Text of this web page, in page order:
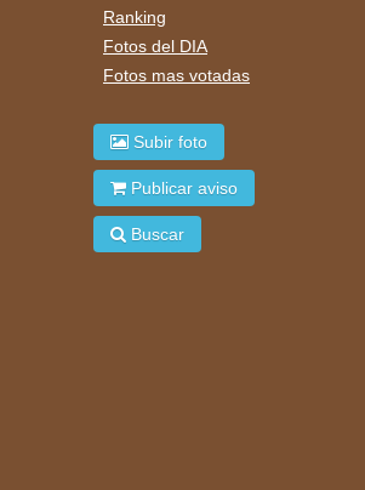
Ranking
Fotos del DIA
Fotos mas votadas
Subir foto
Publicar aviso
Buscar